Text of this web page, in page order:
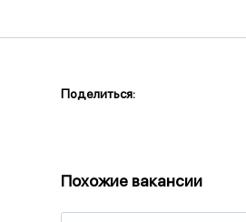
Поделиться:
Похожие вакансии